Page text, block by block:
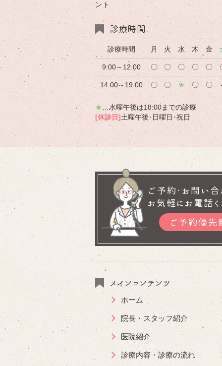
ント
診療時間
診療時間 月 火 水 木 金
9:00～12:00 〇 〇 〇 〇 〇
14:00～19:00 〇 〇 ★ 〇 〇
★ …水曜午後は18:00までの診療
[休診日]土曜午後･日曜日･祝日
ご予約･お問い合
お気軽にお電話く
ご予約優先
メインコンテンツ
ホーム
院長・スタッフ紹介
医院紹介
診療内容・診療の流れ